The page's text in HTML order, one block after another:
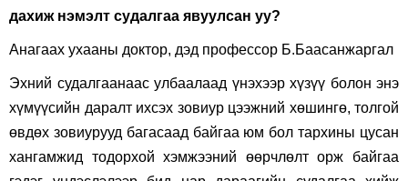
дахиж нэмэлт судалгаа явуулсан уу?
Анагаах ухааны доктор, дэд профессор Б.Баасанжаргал
Эхний судалгаанаас улбаалаад үнэхээр хүзүү болон энэ
хүмүүсийн даралт ихсэх зовиур цээжний хөшингө, толгой
өвдөх зовиурууд багасаад байгаа юм бол тархины цусан
хангамжид тодорхой хэмжээний өөрчлөлт орж байгаа